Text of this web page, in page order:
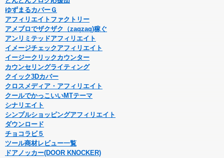
ゆずまるカバーＧ
アフィリエイトファクトリー
アメブロでザクザク（zaqzaq)稼ぐ
アンリミテッドアフィリエイト
イメージチェックアフィリエイト
イージークリックカウンター
カウンセリングライティング
クイック3Dカバー
クロスメディア・アフィリエイト
クールでかっこいいMTテーマ
シナリエイト
シンプルショッピングアフィリエイト
ダウンロード
チョコラビ５
ツール商材レビュー一覧
ドアノッカー(DOOR KNOCKER)